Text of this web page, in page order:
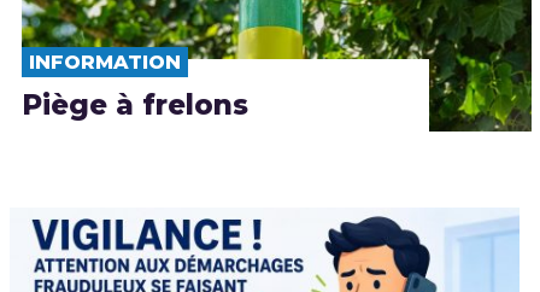
INFORMATION
Piège à frelons